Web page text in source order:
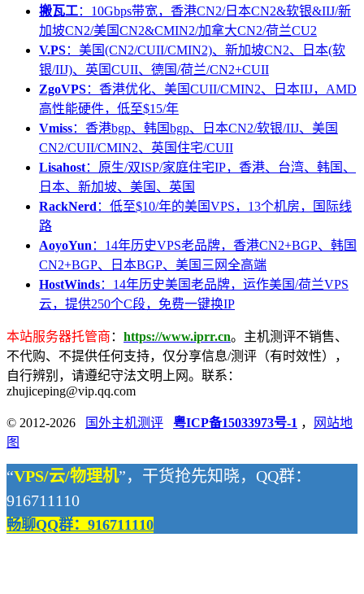
搬瓦工：10Gbps带宽，香港CN2/日本CN2&软银&IIJ/新
加坡CN2/美国CN2&CMIN2/加拿大CN2/荷兰CU2
V.PS：美国(CN2/CUII/CMIN2)、新加坡CN2、日本(软
银/IIJ)、英国CUII、德国/荷兰/CN2+CUII
ZgoVPS：香港优化、美国CUII/CMIN2、日本IIJ，AMD
高性能硬件，低至$15/年
Vmiss：香港bgp、韩国bgp、日本CN2/软银/IIJ、美国
CN2/CUII/CMIN2、英国住宅/CUII
Lisahost：原生/双ISP/家庭住宅IP，香港、台湾、韩国、
日本、新加坡、美国、英国
RackNerd ：低至$10/年的美国VPS，13个机房，国际线
路
AoyoYun ：14年历史VPS老品牌，香港CN2+BGP、韩国
CN2+BGP、日本BGP、美国三网全高端
HostWinds：14年历史美国老品牌，运作美国/荷兰VPS
云，提供250个C段，免费一键换IP
本站服务器托管商 ： https://www.iprr.cn。主机测评不销售、
不代购、不提供任何支持，仅分享信息/测评（有时效性），
自行辨别，请遵纪守法文明上网。联系：
zhujiceping@vip.qq.com
© 2012-2026 国外主机测评 粤ICP备15033973号-1 ，
网站地
图
“VPS/云/物理机”，干货抢先知晓，QQ群：
916711110
畅聊QQ群：916711110